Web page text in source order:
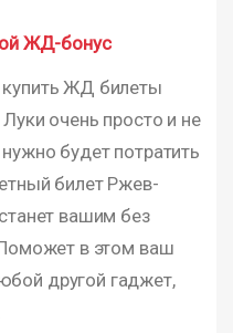
ЖД-бонус
ЖД билеты
очень просто и не
будет потратить
билет Ржев-
вашим без
в этом ваш
другой гаджет,